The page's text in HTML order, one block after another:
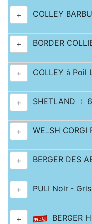
+ COLLEY
+ BORDER
+ COLLEY à
+ SHETLAND :
+ WELSH
+ BERGER DES
+ PULI Noir -
+ BERGER